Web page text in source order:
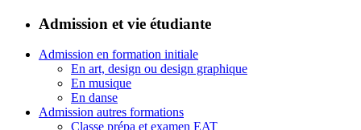
Admission et vie étudiante
Admission en formation initiale
En art, design ou design graphique
En musique
En danse
Admission autres formations
Classe prépa et examen EAT